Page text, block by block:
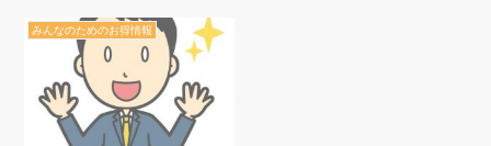
みんなのためのお得情報